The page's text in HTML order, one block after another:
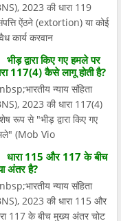
2023 की धारा 119
ऐंठने (extortion) या कोई
कार्य करवान
भीड़ द्वारा किए गए हमले पर
117(4) कैसे लागू होती है?
न्याय संहिता
2023 की धारा 117(4)
रूप से "भीड़ द्वारा किए गए
(Mob Vio
धारा 115 और 117 के बीच
अंतर है?
न्याय संहिता
2023 की धारा 115 और
117 के बीच मुख्य अंतर चोट